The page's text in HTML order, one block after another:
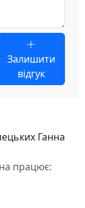
Залишити
відгук
Ганна
працює: